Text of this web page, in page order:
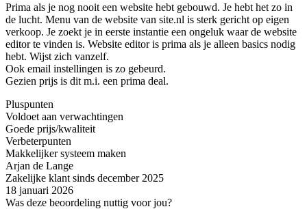
Prima als je nog nooit een website hebt gebouwd. Je hebt het zo in
de lucht. Menu van de website van site.nl is sterk gericht op eigen
verkoop. Je zoekt je in eerste instantie een ongeluk waar de website
editor te vinden is. Website editor is prima als je alleen basics nodig
hebt. Wijst zich vanzelf.
Ook email instellingen is zo gebeurd.
Gezien prijs is dit m.i. een prima deal.
Pluspunten
Voldoet aan verwachtingen
Goede prijs/kwaliteit
Verbeterpunten
Makkelijker systeem maken
Arjan de Lange
Zakelijke klant sinds december 2025
18 januari 2026
Was deze beoordeling nuttig voor jou?